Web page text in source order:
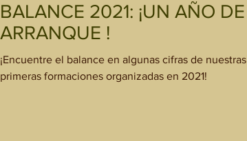
BALANCE 2021: ¡UN AÑO DE
ARRANQUE !
¡Encuentre el balance en algunas cifras de nuestras
primeras formaciones organizadas en 2021!